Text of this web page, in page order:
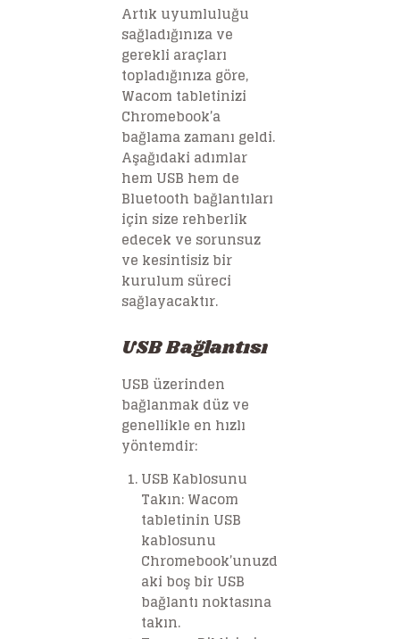
Artık uyumluluğu
sağladığınıza ve
gerekli araçları
topladığınıza göre,
Wacom tabletinizi
Chromebook’a
bağlama zamanı geldi.
Aşağıdaki adımlar
hem USB hem de
Bluetooth bağlantıları
için size rehberlik
edecek ve sorunsuz
ve kesintisiz bir
kurulum süreci
sağlayacaktır.
USB Bağlantısı
USB üzerinden
bağlanmak düz ve
genellikle en hızlı
yöntemdir:
USB Kablosunu
Takın: Wacom
tabletinin USB
kablosunu
Chromebook’unuzd
aki boş bir USB
bağlantı noktasına
takın.